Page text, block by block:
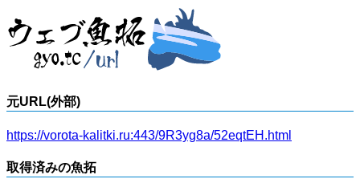
元URL(外部)
https://vorota-kalitki.ru:443/9R3yg8a/52eqtEH.html
取得済みの魚拓